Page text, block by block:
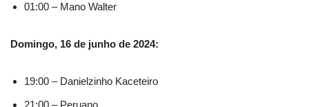
01:00 – Mano Walter
Domingo, 16 de junho de 2024:
19:00 – Danielzinho Kaceteiro